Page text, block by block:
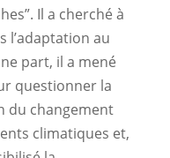
Il a cherché à
l’adaptation au
part, il a mené
questionner la
du changement
climatiques et,